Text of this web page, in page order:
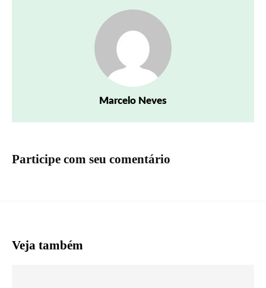
Marcelo Neves
Participe com seu comentário
Veja também